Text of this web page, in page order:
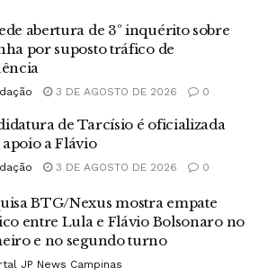
abertura de 3º inquérito sobre
por suposto tráfico de
3 DE AGOSTO DE 2026 0
de Tarcísio é oficializada
a Flávio
3 DE AGOSTO DE 2026 0
BTG/Nexus mostra empate
entre Lula e Flávio Bolsonaro no
e no segundo turno
JP News Campinas